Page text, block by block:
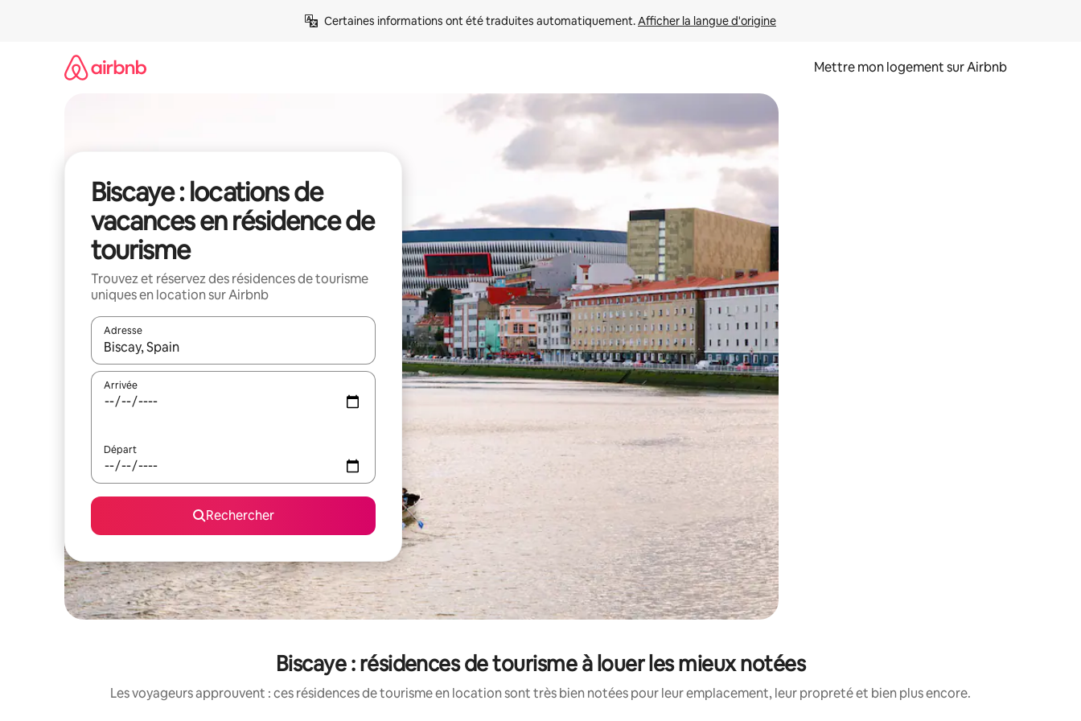
Certaines informations ont été traduites automatiquement. Afficher la langue d'origine
Mettre mon logement sur Airbnb
Biscaye : locations de
vacances en résidence de
tourisme
Trouvez et réservez des résidences de tourisme
uniques en location sur Airbnb
Adresse
Lorsque les résultats s'affichent, utilisez les flèches vers le haut et vers le bas pour les parcourir ou en appuyant et en faisant glisser.
Arrivée
Départ
Rechercher
Biscaye : résidences de tourisme à louer les mieux notées
Les voyageurs approuvent : ces résidences de tourisme en location sont très bien notées pour leur emplacement, leur propreté et bien plus encore.